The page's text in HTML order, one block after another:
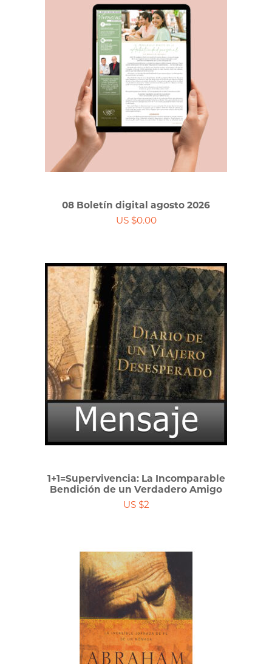
08 Boletín digital agosto 2026
US $0.00
1+1=Supervivencia: La Incomparable
Bendición de un Verdadero Amigo
US $2